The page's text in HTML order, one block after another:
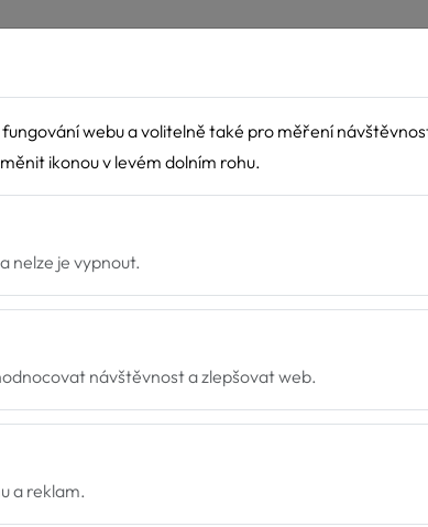
webu a volitelně také pro měření
ikonou v levém dolním rohu.
nelze je vypnout.
návštěvnost a zlepšovat web.
a reklam.